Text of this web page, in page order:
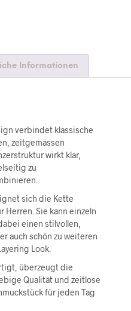
Informationen
verbindet klassische
zeitgemässen
wirkt klar,
zu
sich die Kette
Herren. Sie kann einzeln
einen stilvollen,
auch schön zu weiteren
Look.
überzeugt die
Qualität und zeitlose
für jeden Tag